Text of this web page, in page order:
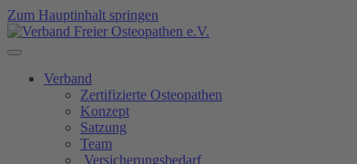
Zum Hauptinhalt springen
Verband
Zertifizierte Osteopathen
Konzept
Satzung
Team
Versicherungsbedarf